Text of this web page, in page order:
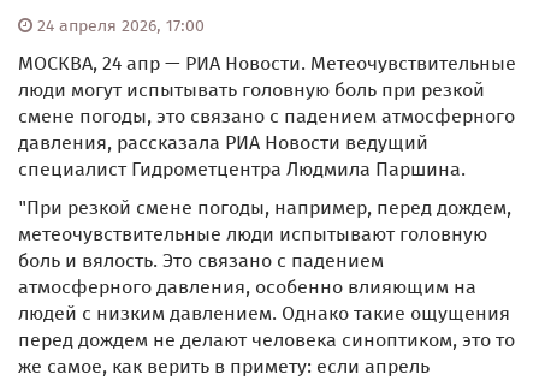
24 апреля 2026, 17:00
МОСКВА, 24 апр — РИА Новости. Метеочувствительные
люди могут испытывать головную боль при резкой
смене погоды, это связано с падением атмосферного
давления, рассказала РИА Новости ведущий
специалист Гидрометцентра Людмила Паршина.
"При резкой смене погоды, например, перед дождем,
метеочувствительные люди испытывают головную
боль и вялость. Это связано с падением
атмосферного давления, особенно влияющим на
людей с низким давлением. Однако такие ощущения
перед дождем не делают человека синоптиком, это то
же самое, как верить в примету: если апрель